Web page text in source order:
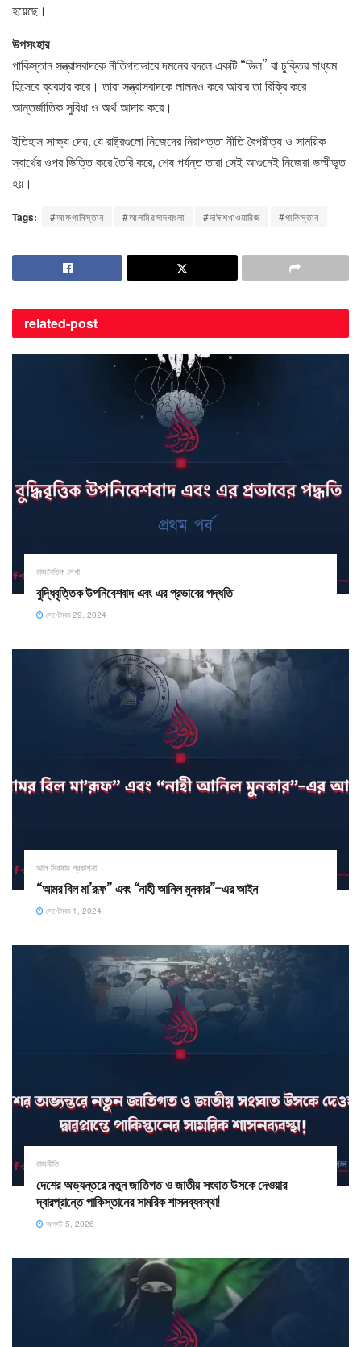
হয়েছে।
উপসংহার
পাকিস্তান সন্ত্রাসবাদকে নীতিগতভাবে দমনের বদলে একটি “ডিল” বা চুক্তির মাধ্যম
হিসেবে ব্যবহার করে। তারা সন্ত্রাসবাদকে লালনও করে আবার তা বিক্রি করে
আন্তর্জাতিক সুবিধা ও অর্থ আদায় করে।
ইতিহাস সাক্ষ্য দেয়, যে রাষ্ট্রগুলো নিজেদের নিরাপত্তা নীতি বৈপরীত্য ও সাময়িক
স্বার্থের ওপর ভিত্তি করে তৈরি করে, শেষ পর্যন্ত তারা সেই আগুনেই নিজেরা ভস্মীভূত
হয়।
Tags: #আফগানিস্তান #আলমিরসাদবাংলা #দাঈশখাওয়ারিজ #পাকিস্তান
related-post
রাজনৈতিক লেখা
বুদ্ধিবৃত্তিক উপনিবেশবাদ এবং এর প্রভাবের পদ্ধতি
সেপ্টেম্বর 29, 2024
আল মিরসাদ প্রকাশনা
“আমর বিল মা’রূফ” এবং “নাহী আনিল মুনকার”–এর আইন
সেপ্টেম্বর 1, 2024
রাজনীতি
দেশের অভ্যন্তরে নতুন জাতিগত ও জাতীয় সংঘাত উসকে দেওয়ার
দ্বারপ্রান্তে পাকিস্তানের সামরিক শাসনব্যবস্থা!
আগস্ট 5, 2026